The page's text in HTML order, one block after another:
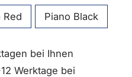
Red Piano Black
bei Ihnen
Werktage bei